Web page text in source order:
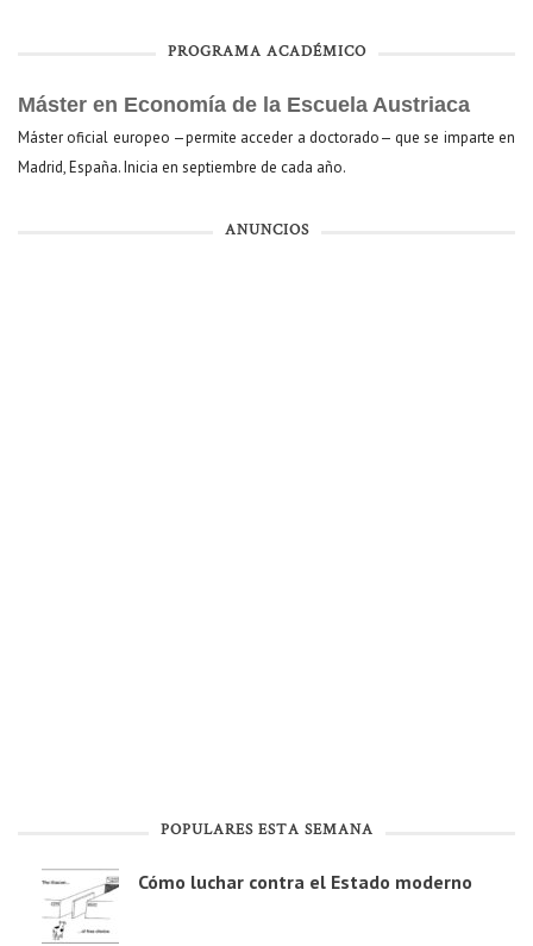
PROGRAMA ACADÉMICO
Máster en Economía de la Escuela Austriaca
Máster oficial europeo —permite acceder a doctorado— que se imparte en
Madrid, España. Inicia en septiembre de cada año.
ANUNCIOS
POPULARES ESTA SEMANA
Cómo luchar contra el Estado moderno